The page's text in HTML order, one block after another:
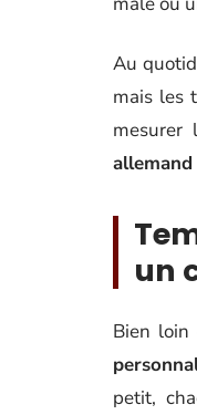
Au
mais les
mesurer
allemand
un
Bien loin
petit,